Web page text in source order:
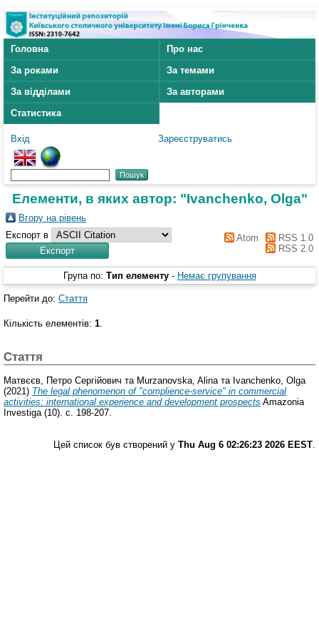
Головна
Про нас
За роками
За темами
За відділами
За авторами
Статистика
Вхід Зареєструватись
Елементи, в яких автор: "Ivanchenko, Olga"
Вгору на рівень
Експорт в
Atom
RSS 1.0
RSS 2.0
Група по: Тип елементу - Немає групування
Перейти до: Стаття
Кількість елементів: 1.
Стаття
Матвєєв, Петро Сергійович та Murzanovska, Alina та Ivanchenko, Olga
(2021) The legal phenomenon of "complience-service" in commercial
activities: international experience and development prospects Amazonia
Investiga (10). с. 198-207.
Цей список був створений у Thu Aug 6 02:26:23 2026 EEST